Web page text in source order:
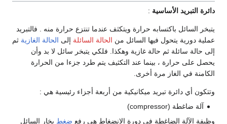
دائرة التبريد الأساسية :
يتبخر السائل باكتسابه حرارة ويتكثف عندما تنتزع حرارة منه . فالتبريد
عملية دورية يتحول فيها السائل من الحالة السائلة إلى الحالة الغازية ثم
إلى حالة سائلة ثم حالة غازية وهكذا. فلكي يتبخر سائل لا بد وأن
يحصل على حرارة ، بينما عند التكثيف يتم طرد جزءا من الحرارة
الكامنة في الغاز مرة أخرى.
وتتكون أي دائرة تبريد ميكانيكية من أربعة أجزاء رئيسية هي :
آلة ضاغطة (compressor)
وظيفة الآلة الضاغطة في دورة الانضغاط هي رفع ضغط بخار السائل